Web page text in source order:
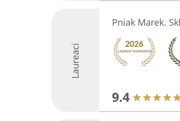
Laureaci
Pniak Marek.
9.4